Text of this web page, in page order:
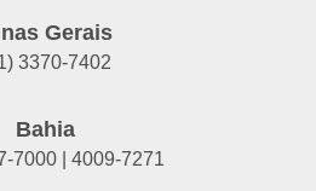
Gerais
3370-7402
Bahia
7000 | 4009-7271